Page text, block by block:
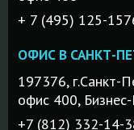
+ 7 (495) 125-
ОФИС В САНКТ-
197376, г.Санкт-
офис 400,
+7 (812) 332-14-